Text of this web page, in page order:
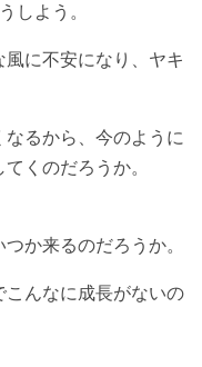
しよう。
に不安になり、ヤキ
るから、今のように
くのだろうか。
か来るのだろうか。
んなに成長がないの